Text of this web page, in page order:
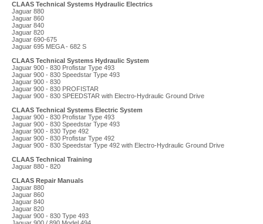
CLAAS Technical Systems Hydraulic Electrics
Jaguar 880
Jaguar 860
Jaguar 840
Jaguar 820
Jaguar 690-675
Jaguar 695 MEGA - 682 S
CLAAS Technical Systems Hydraulic System
Jaguar 900 - 830 Profistar Type 493
Jaguar 900 - 830 Speedstar Type 493
Jaguar 900 - 830
Jaguar 900 - 830 PROFISTAR
Jaguar 900 - 830 SPEEDSTAR with Electro-Hydraulic Ground Drive
CLAAS Technical Systems Electric System
Jaguar 900 - 830 Profistar Type 493
Jaguar 900 - 830 Speedstar Type 493
Jaguar 900 - 830 Type 492
Jaguar 900 - 830 Profistar Type 492
Jaguar 900 - 830 Speedstar Type 492 with Electro-Hydraulic Ground Drive
CLAAS Technical Training
Jaguar 880 - 820
CLAAS Repair Manuals
Jaguar 880
Jaguar 860
Jaguar 840
Jaguar 820
Jaguar 900 - 830 Type 493